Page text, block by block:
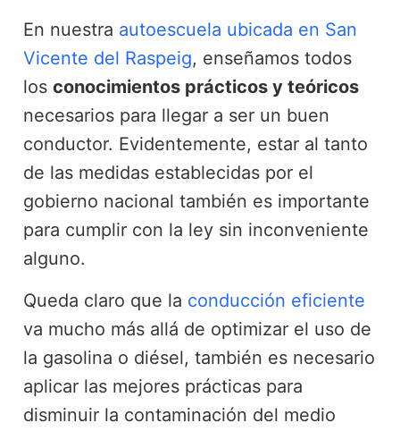
En nuestra autoescuela ubicada en San
Vicente del Raspeig, enseñamos todos
los conocimientos prácticos y teóricos
necesarios para llegar a ser un buen
conductor. Evidentemente, estar al tanto
de las medidas establecidas por el
gobierno nacional también es importante
para cumplir con la ley sin inconveniente
alguno.
Queda claro que la conducción eficiente
va mucho más allá de optimizar el uso de
la gasolina o diésel, también es necesario
aplicar las mejores prácticas para
disminuir la contaminación del medio